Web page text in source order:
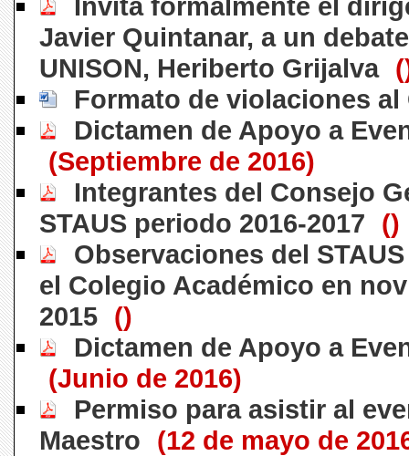
Javier Quintanar, a un
UNISON, Heriberto Grijalva
Formato de violaciones al
Dictamen de Apoyo a
(Septiembre de 2016)
Integrantes del Consejo
STAUS periodo 2016-2017
()
Observaciones del
el Colegio Académico en
2015 ()
Dictamen de Apoyo a
(Junio de 2016)
Permiso para asistir al
Maestro
(12 de mayo de